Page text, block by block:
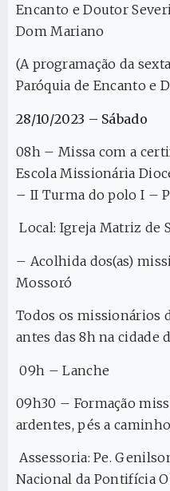
Encanto e Doutor
Dom Mariano
(A programação da
Paróquia de Encanto e
28/10/2023 – Sábado
08h – Missa com a
Escola Missionária
– II Turma do polo I –
Local: Igreja Matriz de
– Acolhida dos(as)
Mossoró
Todos os missionários
antes das 8h na cidade
09h – Lanche
09h30 – Formação
ardentes, pés a
Assessoria: Pe.
Nacional da Pontifícia